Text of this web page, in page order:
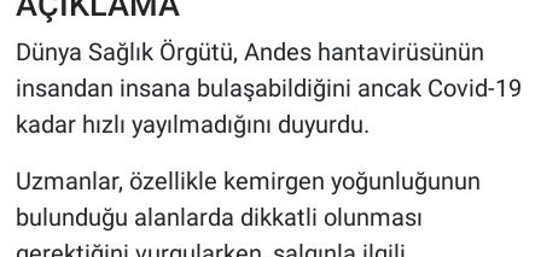
Dünya Sağlık Örgütü, Andes hantavirüsünün
insandan insana bulaşabildiğini ancak Covid-19
kadar hızlı yayılmadığını duyurdu.
Uzmanlar, özellikle kemirgen yoğunluğunun
bulunduğu alanlarda dikkatli olunması